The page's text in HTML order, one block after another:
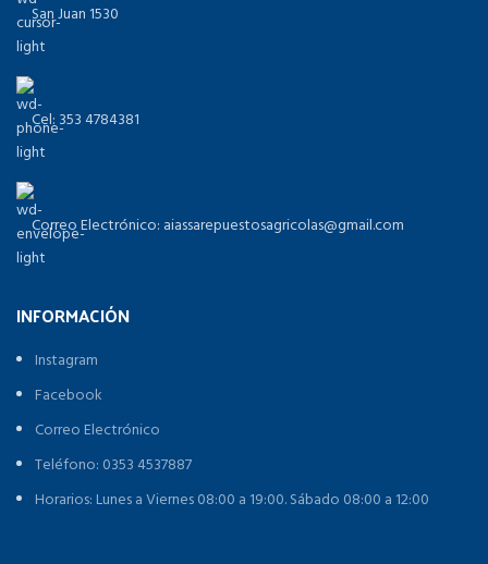
San Juan 1530
Cel: 353 4784381
Correo Electrónico: aiassarepuestosagricolas@gmail.com
INFORMACIÓN
Instagram
Facebook
Correo Electrónico
Teléfono: 0353 4537887
Horarios: Lunes a Viernes 08:00 a 19:00. Sábado 08:00 a 12:00